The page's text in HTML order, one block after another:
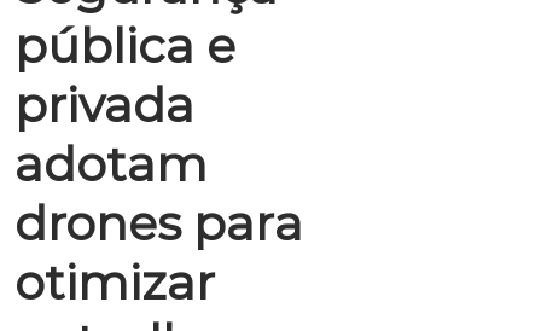
pública e
privada
adotam
drones para
otimizar